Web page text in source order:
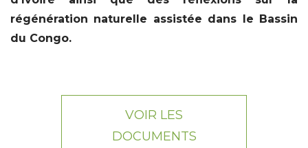
régénération naturelle assistée dans le Bassin
du Congo.
VOIR LES
DOCUMENTS